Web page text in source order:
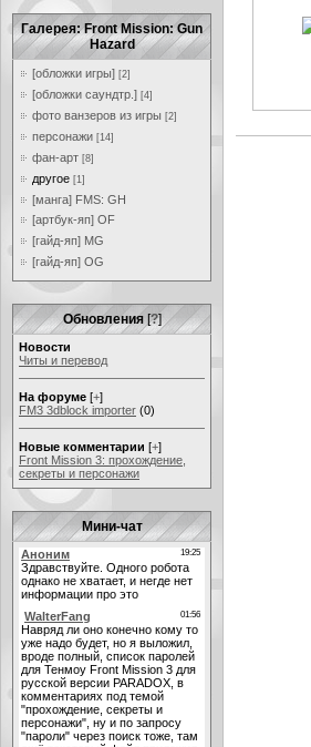
Галерея: Front Mission: Gun
Hazard
[обложки игры] [2]
[обложки саундтр.] [4]
фото ванзеров из игры [2]
персонажи [14]
фан-арт [8]
другое [1]
[манга] FMS: GH
[артбук-яп] OF
[гайд-яп] MG
[гайд-яп] OG
Обновления [?]
Новости
Читы и перевод
На форуме [+]
FM3 3dblock importer (0)
Новые комментарии [+]
Front Mission 3: прохождение,
секреты и персонажи
Мини-чат